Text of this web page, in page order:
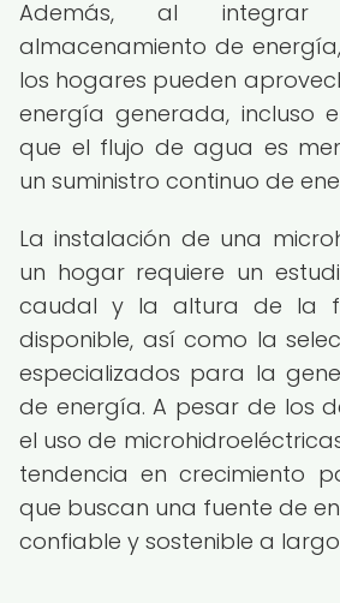
Además, al integrar
almacenamiento de
los hogares pueden
energía generada, incluso
que el flujo de agua es
un suministro continuo de
La instalación de una
un hogar requiere un
caudal y la altura de la
disponible, así como la
especializados para la
de energía. A pesar de los
el uso de
tendencia en crecimiento
que buscan una fuente de
confiable y sostenible a